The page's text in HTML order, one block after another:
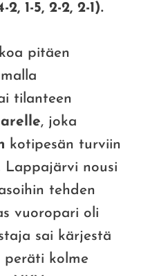
1-5, 2-2, 2-1).
pitäen
tilanteen
, joka
kotipesän turviin
Lappajärvi nousi
tehden
vuoropari oli
sai kärjestä
kolme